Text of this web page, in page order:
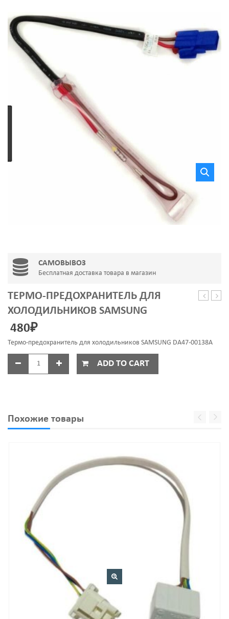
О КОМПАНИИ
НОВОСТИ
КОНТАКТЫ
САМОВЫВОЗ
Бесплатная доставка товара в магазин
ТЕРМО-ПРЕДОХРАНИТЕЛЬ ДЛЯ
ХОЛОДИЛЬНИКОВ SAMSUNG
480₽
Термо-предохранитель для холодильников SAMSUNG DA47-00138A
ADD TO CART
Похожие товары